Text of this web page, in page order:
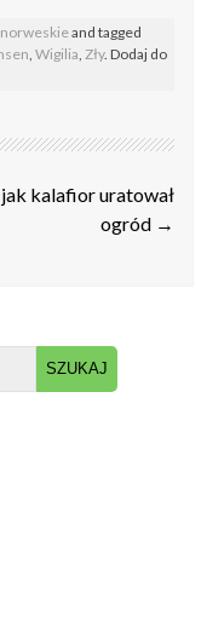
norweskieand tagged
,Wigilia Zły. Dodaj do
kalafior uratował
ogród →
Search
for: